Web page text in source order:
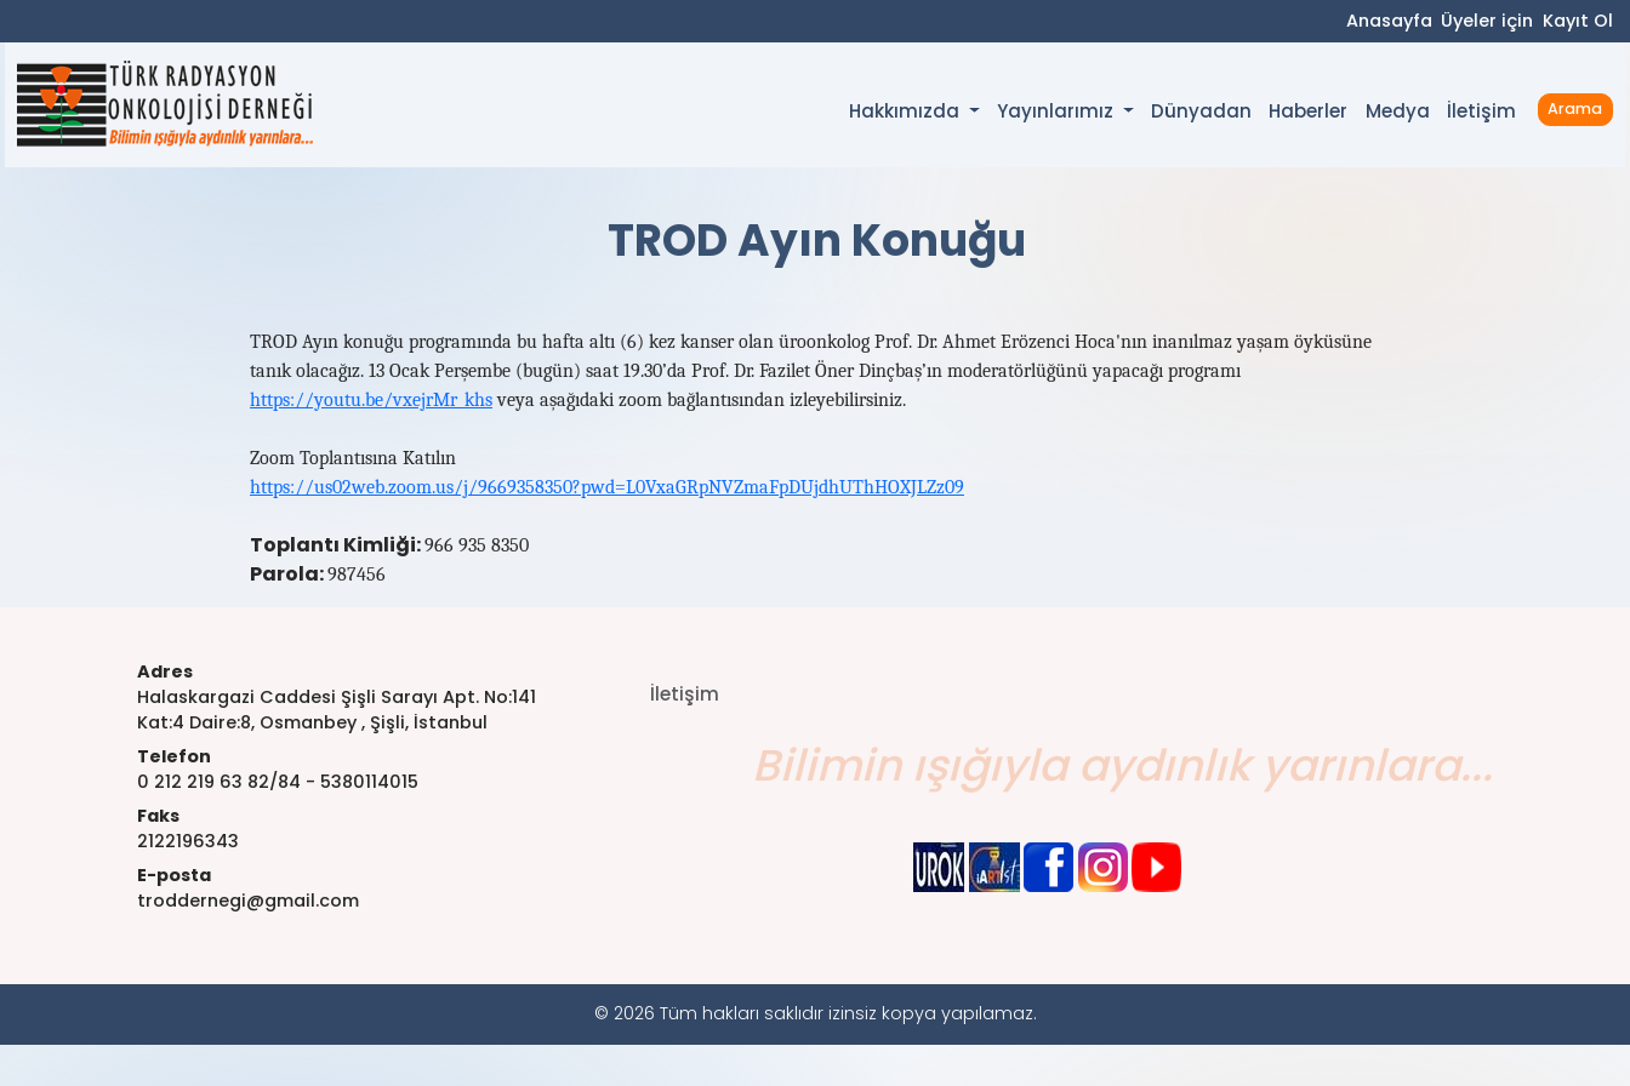
Anasayfa Üyeler için Kayıt Ol
Hakkımızda Yayınlarımız Dünyadan Haberler Medya İletişim Arama
TROD Ayın Konuğu
TROD Ayın konuğu programında bu hafta altı (6) kez kanser olan üroonkolog Prof. Dr. Ahmet Erözenci Hoca'nın inanılmaz yaşam öyküsüne
tanık olacağız. 13 Ocak Perşembe (bugün) saat 19.30’da Prof. Dr. Fazilet Öner Dinçbaş’ın moderatörlüğünü yapacağı programı
https://youtu.be/vxejrMr_khsveya aşağıdaki zoom bağlantısından izleyebilirsiniz.
Zoom Toplantısına Katılın
https://us02web.zoom.us/j/9669358350?pwd=L0VxaGRpNVZmaFpDUjdhUThHOXJLZz09
Toplantı Kimliği:966 935 8350
Parola:987456
Adres
Halaskargazi Caddesi Şişli Sarayı Apt. No:141
Kat:4 Daire:8, Osmanbey , Şişli, İstanbul
Telefon
0 212 219 63 82/84 - 5380114015
Faks
2122196343
E-posta
troddernegi@gmail.com
İletişim
Bilimin ışığıyla aydınlık yarınlara...
© 2026 Tüm hakları saklıdır izinsiz kopya yapılamaz.